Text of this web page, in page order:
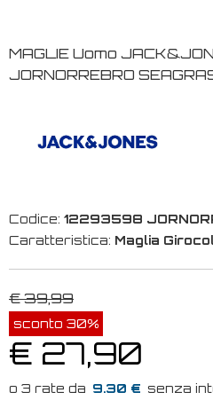
MAGLIE Uomo
JORNORREBRO
Codice: 12293598
Caratteristica: Maglia
€ 39,99
sconto 30%
€ 27,90
9.30 €